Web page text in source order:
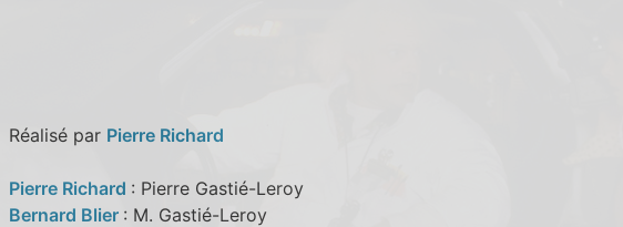
Réalisé par Pierre Richard
Pierre Richard : Pierre Gastié-Leroy
Bernard Blier : M. Gastié-Leroy